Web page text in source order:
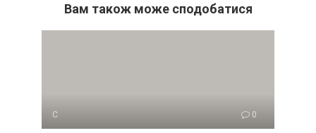
Вам також може сподобатися
С 0